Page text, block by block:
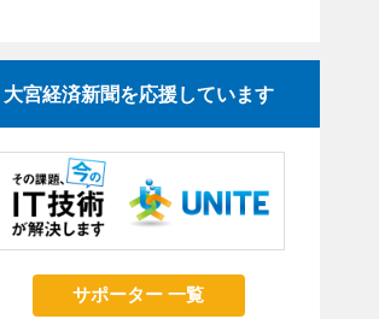
大宮経済新聞を応援しています
サポーター 一覧